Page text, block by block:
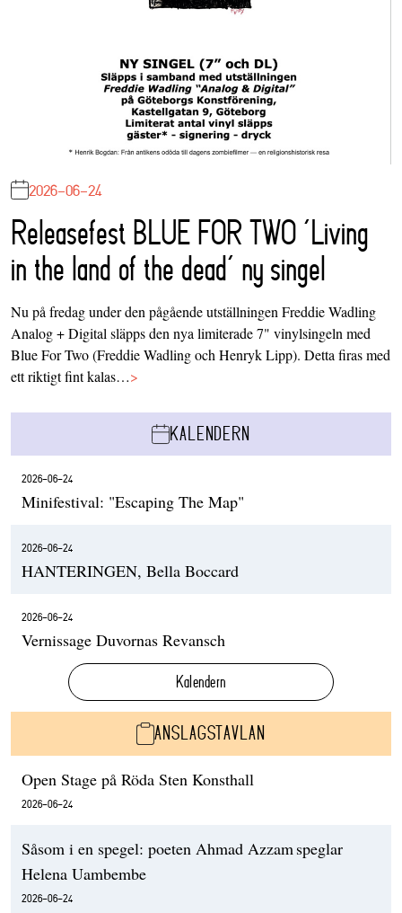
2026-06-24
Releasefest BLUE FOR TWO ‘Living
in the land of the dead’ ny singel
Nu på fredag under den pågående utställningen Freddie Wadling
Analog + Digital släpps den nya limiterade 7" vinylsingeln med
Blue For Two (Freddie Wadling och Henryk Lipp). Detta firas med
ett riktigt fint kalas…>
KALENDERN
2026-06-24
Minifestival: "Escaping The Map"
2026-06-24
HANTERINGEN, Bella Boccard
2026-06-24
Vernissage Duvornas Revansch
Kalendern
ANSLAGSTAVLAN
Open Stage på Röda Sten Konsthall
2026-06-24
Såsom i en spegel: poeten Ahmad Azzam speglar
Helena Uambembe
2026-06-24